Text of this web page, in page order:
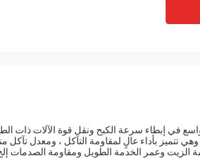
في إبطاء سرعة الكبح ونقل قوة الآلات ذات
وهي تتميز بأداء عالٍ لمقاومة التآكل ، ومعدل
الزيت وعمر الخدمة الطويل ومقاومة الصدمات